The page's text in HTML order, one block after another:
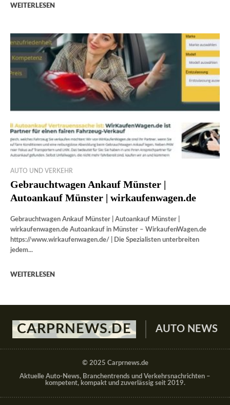
WEITERLESEN
AUTO UND VERKEHR
Gebrauchtwagen Ankauf Münster |
Autoankauf Münster | wirkaufenwagen.de
Gebrauchtwagen Ankauf Münster | Autoankauf Münster |
wirkaufenwagen.de Autoankauf in Münster – WirkaufenWagen.de
https://www.wirkaufenwagen.de/ | Die Spezialisten unterbreiten
jedem...
WEITERLESEN
CARPRNEWS.DE AUTO NEWS
© 2025 Carprnews.de
Aktuelle Auto-News, Branchentrends und Verkehrsnachrichten –
kompetent, kompakt und zuverlässig seit 2019.